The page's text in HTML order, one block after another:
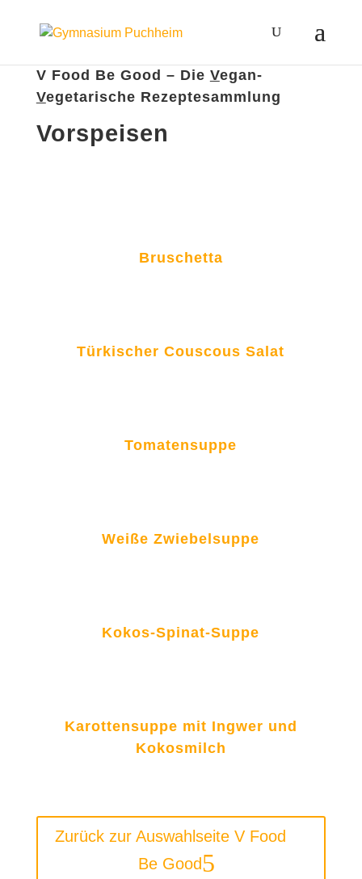
V Food Be Good – Die Vegan-
Vegetarische Rezeptesammlung
Vorspeisen
Bruschetta
Türkischer Couscous Salat
Tomatensuppe
Weiße Zwiebelsuppe
Kokos-Spinat-Suppe
Karottensuppe mit Ingwer und
Kokosmilch
Zurück zur Auswahlseite V Food
Be Good